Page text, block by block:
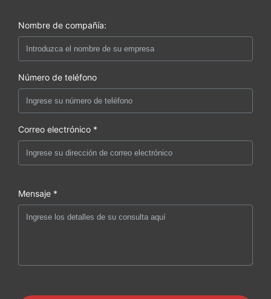
Nombre de compañía:
Número de teléfono
Correo electrónico *
Mensaje *